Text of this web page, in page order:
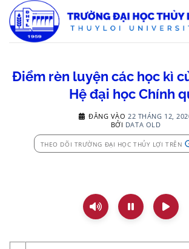
qua
nội
Điểm rèn luyện các học kì
Hệ đại học Chính
ĐĂNG VÀO 22 THÁNG 12,
BỞI DATA OLD
THEO DÕI TRƯỜNG ĐẠI HỌC THỦY LỢI TRÊN